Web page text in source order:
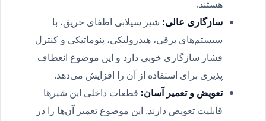
هستند.
سازگاری عالی: شیر سیلابی اطفای حریق، با
سیستم‌های برقی، هیدرولیکی، پنوماتیکی و کنترل
فشار سازگاری خوبی دارد و این موضوع انعطاف
پذیری برای استفاده از آن را افزایش می‌دهد.
تعویض و تعمیر آسان: قطعات داخلی این شیرها
قابلیت تعویض دارند. این موضوع تعمیر آن‌ها را در